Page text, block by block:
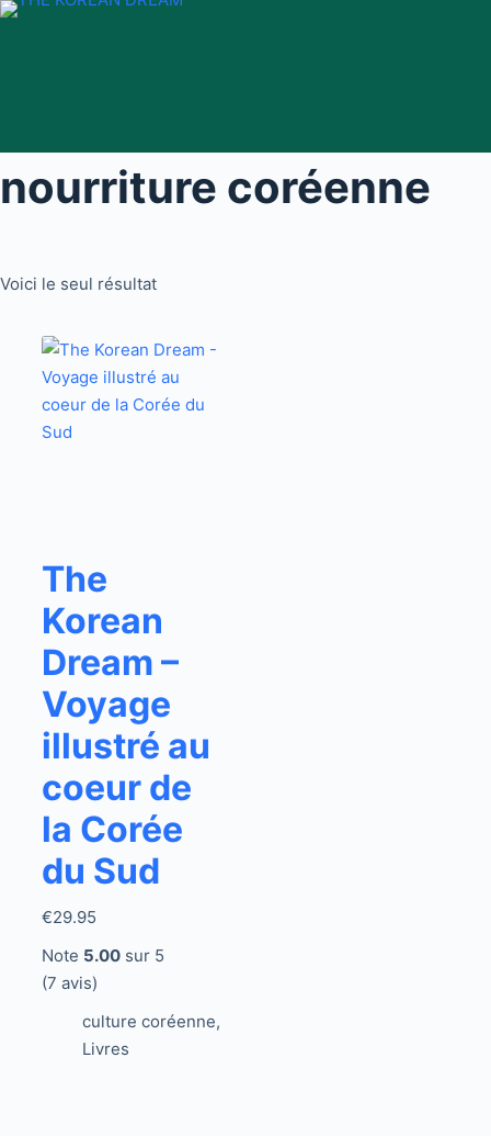
Passer
nourriture coréenne
Voici le seul résultat
The
Korean
Dream –
Voyage
illustré au
coeur de
la Corée
du Sud
€29.95
Note 5.00sur 5
(7 avis)
culture coréenne,
Livres